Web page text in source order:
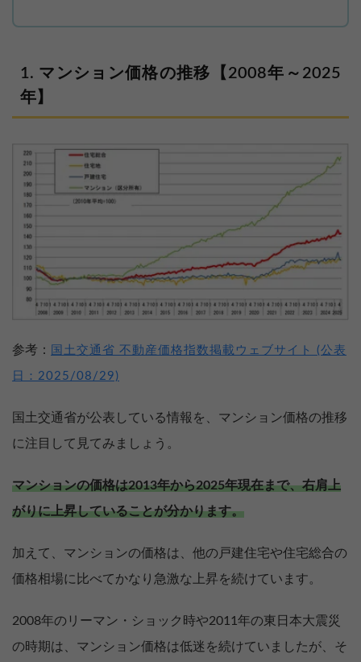
マンション価格の推移【2008年～2025
年】
参考： 国土交通省 不動産価格指数掲載ウェブサイト (公表
日：2025/08/29)
国土交通省が公表している情報を、マンション価格の推移
に注目して見てみましょう。
マンションの価格は2013年から2025年現在まで、右肩上
がりに上昇していることが分かります。
加えて、マンションの価格は、他の戸建住宅や住宅総合の
価格相場に比べてかなり急激な上昇を続けています。
2008年のリーマン・ショック時や2011年の東日本大震災
の時期は、マンション価格は低迷を続けていましたが、そ